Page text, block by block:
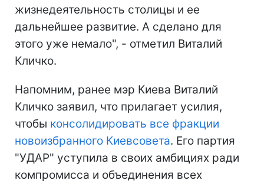
жизнедеятельность столицы и ее
дальнейшее развитие. А сделано для
этого уже немало", - отметил Виталий
Кличко.
Напомним, ранее мэр Киева Виталий
Кличко заявил, что прилагает усилия,
чтобы консолидировать все фракции
новоизбранного Киевсовета. Его партия
"УДАР" уступила в своих амбициях ради
компромисса и объединения всех